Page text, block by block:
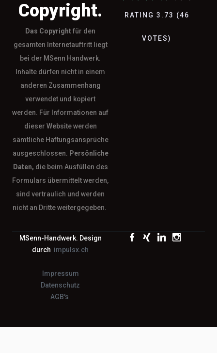
Copyright.
Das Copyrightfür den
gesamten Internetauftritt liegt
bei der MSenn Handwerk.
Inhalte dürfen nicht in einem
anderen Zusammenhang
verwendet und kopiert
werden. Für Informationen auf
dieser Website werden
sämtliche Haftungsansprüche
ausgeschlossen. Persönliche
Daten, die beim Ausfüllen des
Formulars übermittelt werden,
sind vertraulich und werden
nicht an Dritte weitergegeben.
RATING 3.73 (46
VOTES)
MSenn-Handwerk. Design
durch impulsx.ch
Impressum
Datenschutz
AGB's